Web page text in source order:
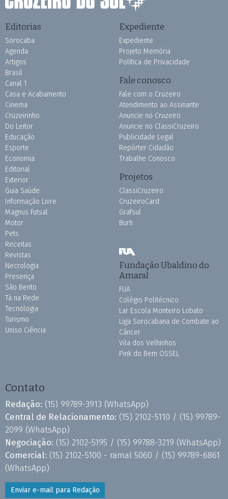
Editorias
Sorocaba
Agenda
Artigos
Brasil
Canal 1
Casa e Acabamento
Cinema
Cruzeirinho
Do Leitor
Educação
Esporte
Economia
Editorial
Exterior
Guia Saúde
Informação Livre
Magnus Futsal
Motor
Pets
Receitas
Revistas
Necrologia
Presença
São Bento
Tá na Rede
Tecnologia
Turismo
Uniso Ciência
Expediente
Expediente
Projeto Memória
Política de Privacidade
Fale conosco
Fale com o Cruzeiro
Atendimento ao Assinante
Anuncie no Cruzeiro
Anuncie no ClassiCruzeiro
Publicidade Legal
Repórter Cidadão
Trabalhe Conosco
Projetos
ClassiCruzeiro
CruzeiroCard
Grafsul
Burh
Fundação Ubaldino do
Amaral
FUA
Colégio Politécnico
Lar Escola Monteiro Lobato
Liga Sorocabana de Combate ao
Câncer
Vila dos Velhinhos
Pink do Bem OSSEL
Contato
Redação: (15) 99789-3913 (WhatsApp)
Central de Relacionamento: (15) 2102-5110 / (15) 99789-
2099 (WhatsApp)
Negociação: (15) 2102-5195 / (15) 99788-3219 (WhatsApp)
Comercial: (15) 2102-5100 - ramal 5060 / (15) 99789-6861
(WhatsApp)
Enviar e-mail para Redação